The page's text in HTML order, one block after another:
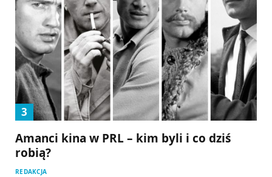
Amanci kina w PRL – kim byli i co dziś
robią?
REDAKCJA